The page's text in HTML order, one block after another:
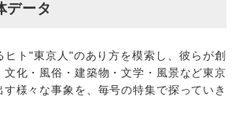
データ
ヒト"東京人"のあり方を模索し、彼らが創
文化・風俗・建築物・文学・風景など東京
す様々な事象を、毎号の特集で探っていき